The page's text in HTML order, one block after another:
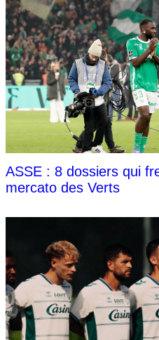
ASSE : 8 dossiers qui
mercato des Verts